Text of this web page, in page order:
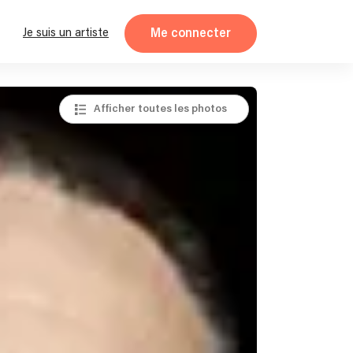
Je suis un artiste Me connecter
Afficher toutes les photos